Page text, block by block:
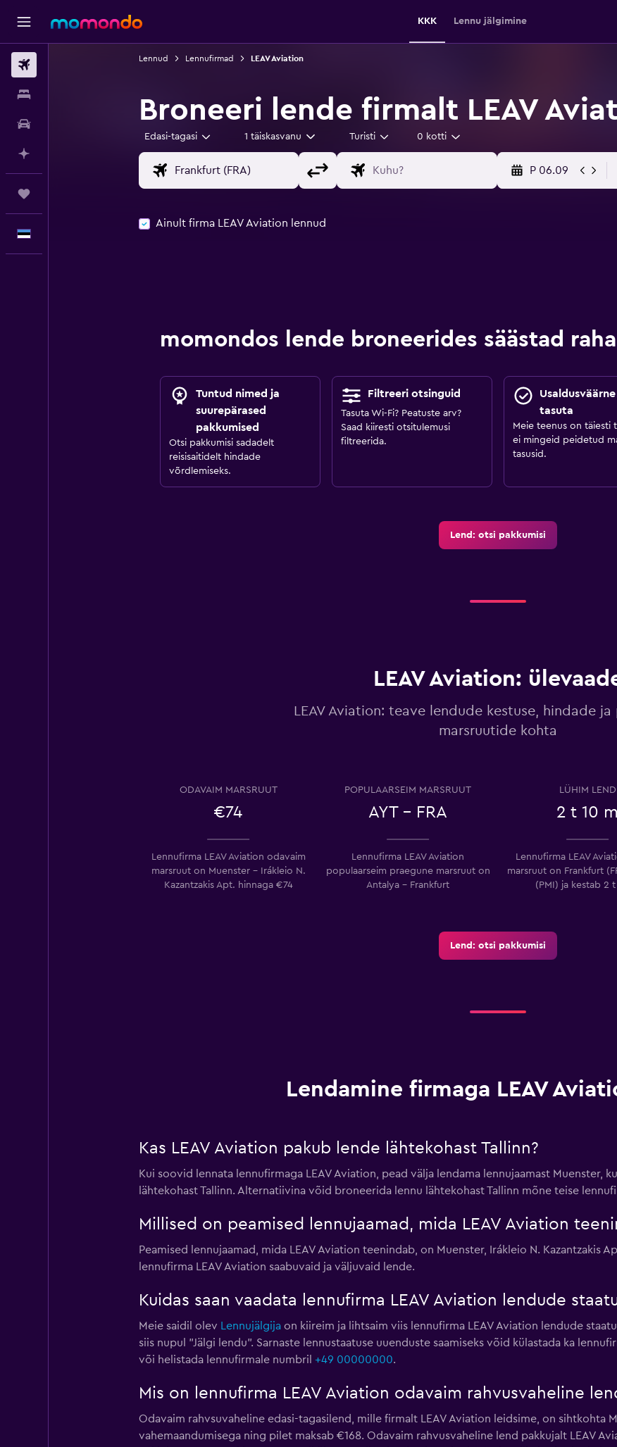
KKK Lennu jälgimine
Lennud Lennufirmad LEAV Aviation
Broneeri lende firmalt LEAV
Edasi-tagasi 1 täiskasvanu Turisti 0 kotti
P 06.09
Ainult firma LEAV Aviation lennud
momondos lende broneerides säästad raha
Tuntud nimed ja
suurepärased
pakkumised
Otsi pakkumisi sadadelt
reisisaitidelt hindade
võrdlemiseks.
Filtreeri otsinguid
Tasuta Wi-Fi? Peatuste arv?
Saad kiiresti otsitulemusi
filtreerida.
Usaldusväärne
tasuta
Meie teenus on täiesti
ei mingeid peidetud
tasusid.
Lend: otsi pakkumisi
LEAV Aviation:
LEAV Aviation: teave lendude kestuse, hindade
marsruutide kohta
ODAVAIM MARSRUUT
€74
POPULAARSEIM MARSRUUT
AYT – FRA
LÜHIM LEND
2 t 10 m
Lennufirma LEAV Aviation odavaim
marsruut on Muenster – Irákleio N.
Kazantzakis Apt. hinnaga €74
Lennufirma LEAV Aviation
populaarseim praegune marsruut on
Antalya – Frankfurt
Lennufirma LEAV
marsruut on Frankfurt
(PMI) ja kestab 2 t
Lend: otsi pakkumisi
Lendamine firmaga LEAV
Kas LEAV Aviation pakub lende lähtekohast Tallinn?
Kui soovid lennata lennufirmaga LEAV Aviation, pead välja lendama lennujaamast Muenster,
lähtekohast Tallinn. Alternatiivina võid broneerida lennu lähtekohast Tallinn mõne teise
Millised on peamised lennujaamad, mida LEAV Aviation
Peamised lennujaamad, mida LEAV Aviation teenindab, on Muenster, Irákleio N. Kazantzakis
lennufirma LEAV Aviation saabuvaid ja väljuvaid lende.
Kuidas saan vaadata lennufirma LEAV Aviation lendude
Meie saidil olev Lennujälgijaon kiireim ja lihtsaim viis lennufirma LEAV Aviation lendude
siis nupul "Jälgi lendu". Sarnaste lennustaatuse uuenduste saamiseks võid külastada ka
või helistada lennufirmale numbril +49 00000000.
Mis on lennufirma LEAV Aviation odavaim rahvusvaheline
Odavaim rahvsuvaheline edasi-tagasilend, mille firmalt LEAV Aviation leidsime, on sihtkohta
vahemaandumisega ning pilet maksab €168. Odavaim rahvusvaheline lend pakkujalt LEAV